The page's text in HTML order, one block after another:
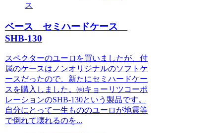
ス
ベース セミハードケース
SHB-130
スペクターのユーロを買いましたが、付
属のケースはノンオリジナルのソフトケ
ースだったので、新たにセミハードケー
スを購入しました。㈱キョーリツコーポ
レーションのSHB-130という製品です。
自分にとって一生もののユーロが地震等
で倒れて壊れるのを...